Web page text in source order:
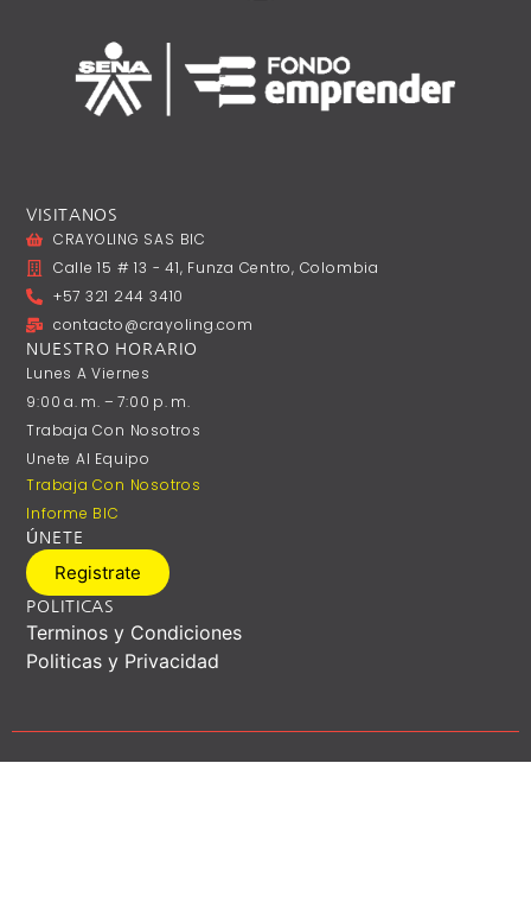
VISITANOS
CRAYOLING SAS BIC
Calle 15 # 13 - 41, Funza Centro, Colombia
+57 321 244 3410
contacto@crayoling.com
NUESTRO HORARIO
Lunes A ‎Viernes
9:00 A. M. – 7:00 P. M.
Trabaja Con Nosotros
Unete Al Equipo
Trabaja Con Nosotros
Informe BIC
ÚNETE
Registrate
POLITICAS
Terminos y Condiciones
Politicas y Privacidad